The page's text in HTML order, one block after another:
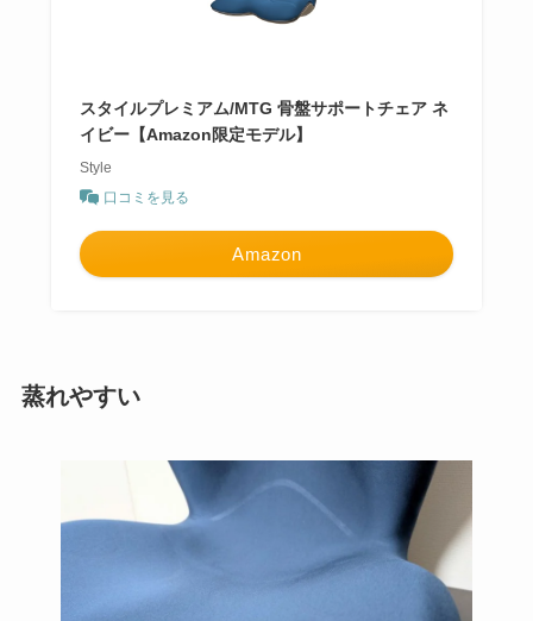
スタイルプレミアム/MTG 骨盤サポートチェア ネ
イビー【Amazon限定モデル】
Style
口コミを見る
Amazon
蒸れやすい